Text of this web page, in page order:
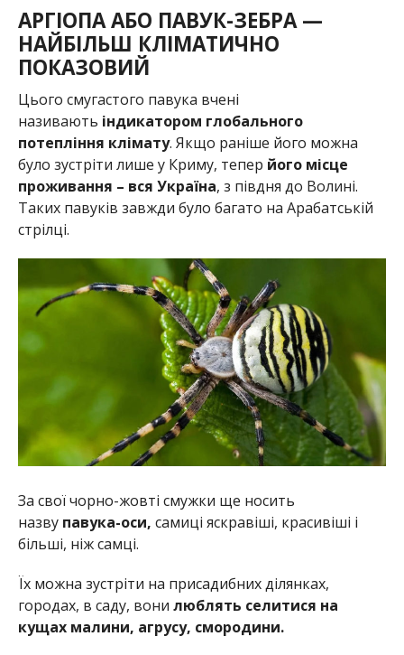
АРГІОПА АБО ПАВУК-ЗЕБРА —
НАЙБІЛЬШ КЛІМАТИЧНО
ПОКАЗОВИЙ
Цього смугастого павука вчені
називають індикатором глобального
потепління клімату. Якщо раніше його можна
було зустріти лише у Криму, тепер його місце
проживання – вся Україна, з півдня до Волині.
Таких павуків завжди було багато на Арабатській
стрілці.
За свої чорно-жовті смужки ще носить
назву павука-оси, самиці яскравіші, красивіші і
більші, ніж самці.
Їх можна зустріти на присадибних ділянках,
городах, в саду, вони люблять селитися на
кущах малини, агрусу, смородини.